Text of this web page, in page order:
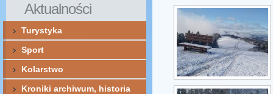
Aktualności
Turystyka
Sport
Kolarstwo
Kroniki archiwum, historia